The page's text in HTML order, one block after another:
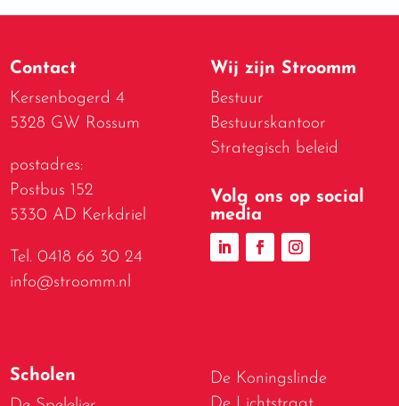
Contact
Kersenbogerd 4
5328 GW Rossum
postadres:
Postbus 152
5330 AD Kerkdriel
Tel. 0418 66 30 24
info@stroomm.nl
Wij zijn Stroomm
Bestuur
Bestuurskantoor
Strategisch beleid
Volg ons op social
media
Scholen
De Koningslinde